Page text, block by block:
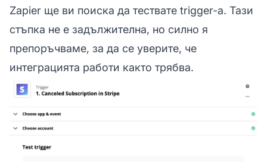
Zapier ще ви поиска да тествате trigger-а. Тази
стъпка не е задължителна, но силно я
препоръчваме, за да се уверите, че
интеграцията работи както трябва.